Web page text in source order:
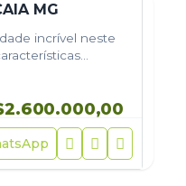
MG
incrível neste